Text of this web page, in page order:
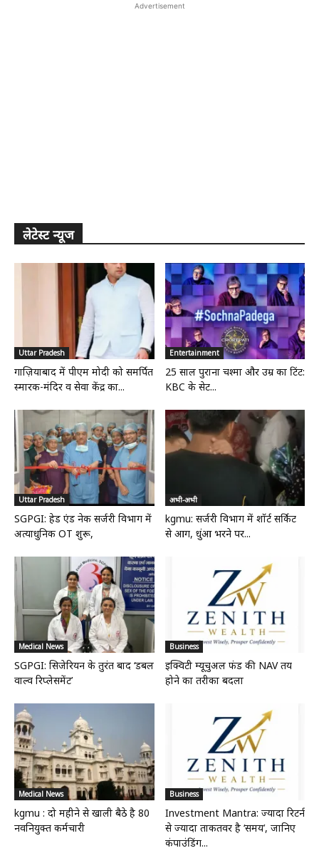
Advertisement
लेटेस्ट न्यूज
Uttar Pradesh
गाज़ियाबाद में पीएम मोदी को समर्पित
स्मारक-मंदिर व सेवा केंद्र का...
Entertainment
25 साल पुराना चश्मा और उम्र का टिंट:
KBC के सेट...
Uttar Pradesh
SGPGI: हेड एंड नेक सर्जरी विभाग में
अत्याधुनिक OT शुरू,
अभी-अभी
kgmu: सर्जरी विभाग में शॉर्ट सर्किट
से आग, धुंआ भरने पर...
Medical News
SGPGI: सिजेरियन के तुरंत बाद ‘डबल
वाल्व रिप्लेसमेंट’
Business
इक्विटी म्यूचुअल फंड की NAV तय
होने का तरीका बदला
Medical News
kgmu : दो महीने से खाली बैठे है 80
नवनियुक्त कर्मचारी
Business
Investment Mantra: ज्यादा रिटर्न
से ज्यादा ताकतवर है ‘समय’, जानिए
कंपाउंडिंग...